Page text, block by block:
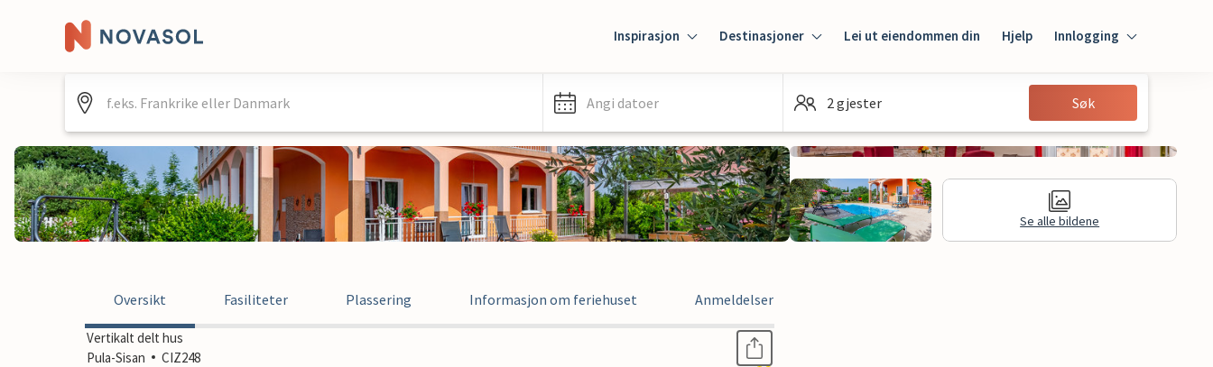
Inspirasjon Destinasjoner Lei ut eiendommen din Hjelp Innlogging
Innlogging
Gjest
Angi datoer 2 gjester Søk
Se alle bildene
Oversikt Fasiliteter Plassering Informasjon om feriehuset Anmeldelser
Vertikalt delt hus
Pula-Sisan
CIZ248